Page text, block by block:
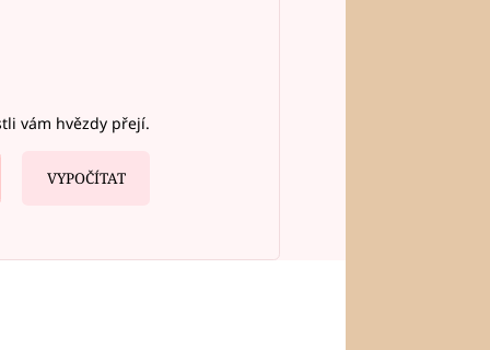
vám hvězdy přejí.
VYPOČÍTAT